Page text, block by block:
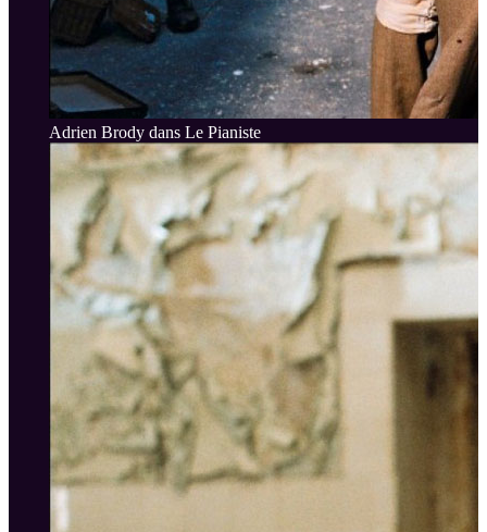
Adrien Brody dans Le Pianiste